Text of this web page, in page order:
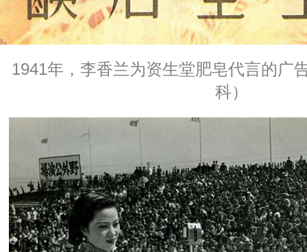
1941年，李香兰为资生堂肥皂代言的广
科）